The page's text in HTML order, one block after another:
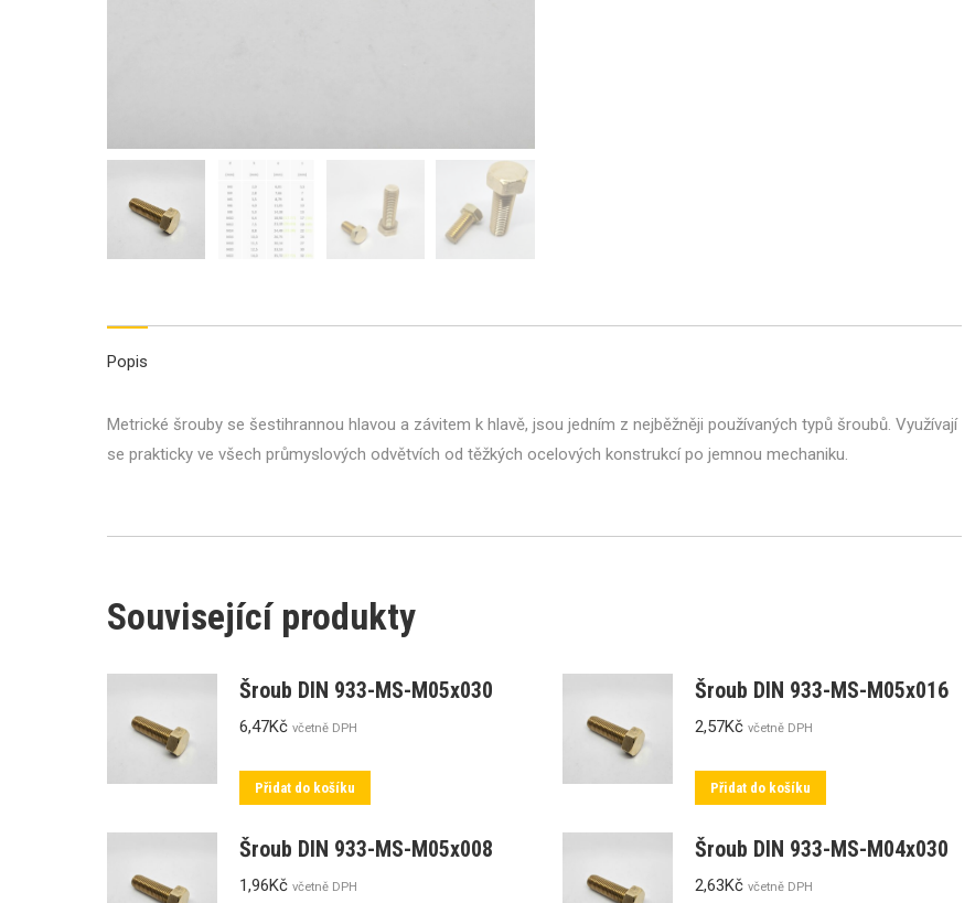
Popis
Metrické šrouby se šestihrannou hlavou a závitem k hlavě, jsou jedním z nejběžněji používaných typů šroubů. Využívají
se prakticky ve všech průmyslových odvětvích od těžkých ocelových konstrukcí po jemnou mechaniku.
Související produkty
Šroub DIN 933-MS-M05x030
6,47Kč včetně DPH
Přidat do košíku
Šroub DIN 933-MS-M05x016
2,57Kč včetně DPH
Přidat do košíku
Šroub DIN 933-MS-M05x008
1,96Kč včetně DPH
Šroub DIN 933-MS-M04x030
2,63Kč včetně DPH